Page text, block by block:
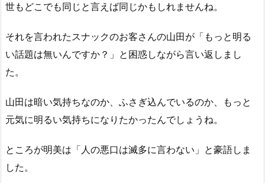
世もどこでも同じと言えば同じかもしれませんね。
それを言われたスナックのお客さんの山田が「もっと明る
い話題は無いんですか？」と困惑しながら言い返しまし
た。
山田は暗い気持ちなのか、ふさぎ込んでいるのか、もっと
元気に明るい気持ちになりたかったんでしょうね。
ところが明美は「人の悪口は滅多に言わない」と豪語しま
した。